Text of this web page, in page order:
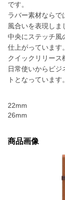
です。
ラバー素材ならで
風合いを表現しま
中央にステッチ風
仕上がっています。
クイックリリース
日常使いからビ
トとなっています。
22mm
26mm
商品画像